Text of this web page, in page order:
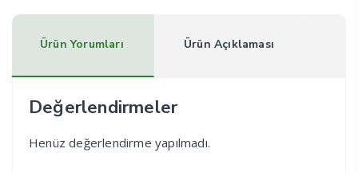
Ürün Yorumları Ürün Açıklaması
Değerlendirmeler
Henüz değerlendirme yapılmadı.